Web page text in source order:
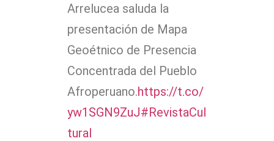
Arrelucea saluda la
presentación de Mapa
Geoétnico de Presencia
Concentrada del Pueblo
Afroperuano.https://t.co/
yw1SGN9ZuJ#RevistaCul
tural